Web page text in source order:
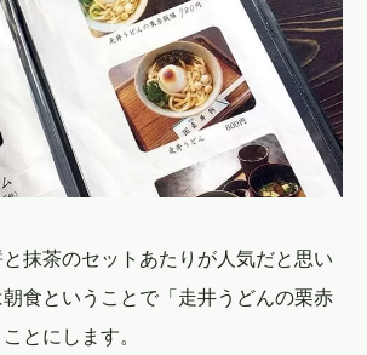
抹茶のセットあたりが人気だと思い
食ということで「走井うどんの栗赤
とにします。